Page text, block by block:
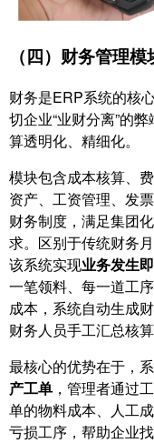
（四）财务管理模
财务是ERP系统的核
切企业“业财分离”的
算透明化、精细化。
模块包含成本核算、
资产、工资管理、发
财务制度，满足集团
求。区别于传统财务
该系统实现业务发生
一笔领料、每一道工
成本，系统自动生成
财务人员手工汇总核算
最核心的优势在于，
产工单 ，管理者通过
单的物料成本、人工
亏损工序，帮助企业